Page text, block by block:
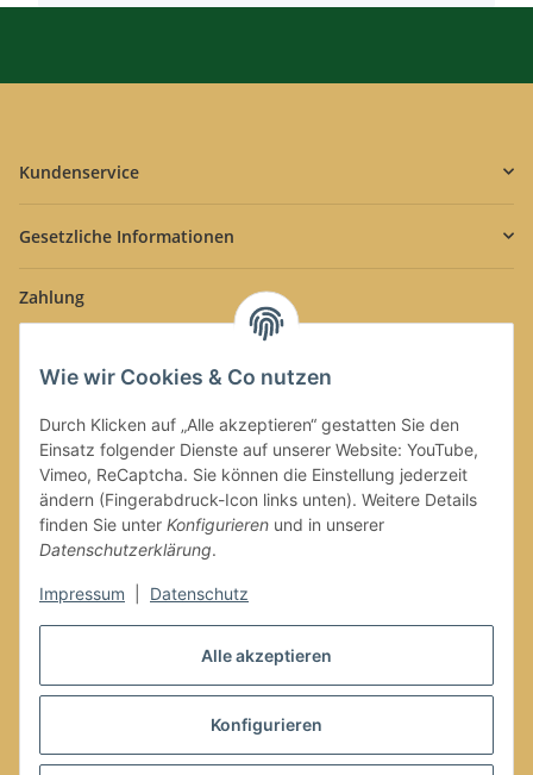
Alle akzeptieren
Konfigurieren
Wie wir Cookies & Co nutzen
Durch Klicken auf „Alle akzeptieren“ gestatten Sie den
Einsatz folgender Dienste auf unserer Website: YouTube,
Vimeo, ReCaptcha. Sie können die Einstellung jederzeit
ändern (Fingerabdruck-Icon links unten). Weitere Details
finden Sie unter Konfigurieren und in unserer
Datenschutzerklärung.
Impressum Datenschutz
Kundenservice
Gesetzliche Informationen
Zahlung
Versand
Vertrag widerrufen